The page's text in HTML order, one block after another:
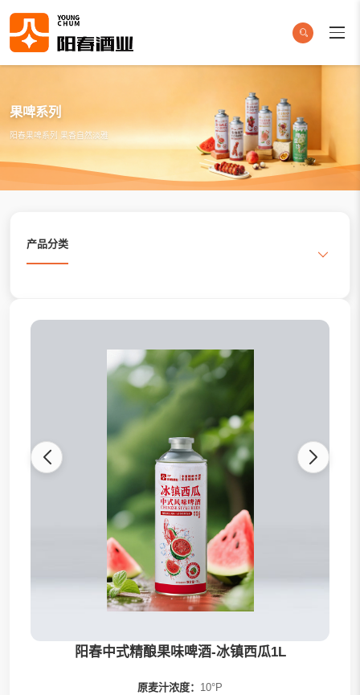
果啤系列
阳春果啤系列 果香自然淡雅
产品分类
发财桶系列
阳春中式精酿果味啤酒-冰镇西瓜1L
原麦汁浓度： 10°P